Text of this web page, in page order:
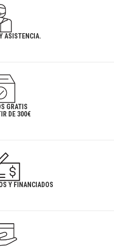
ASISTENCIA.
GRATIS
DE 300€
Y FINANCIADOS